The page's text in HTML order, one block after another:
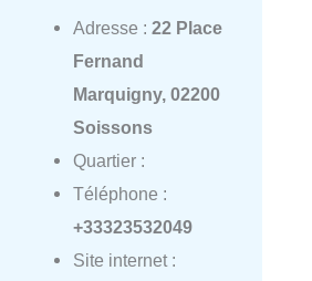
Adresse : 22 Place
Fernand
Marquigny, 02200
Soissons
Quartier :
Téléphone :
+33323532049
Site internet :